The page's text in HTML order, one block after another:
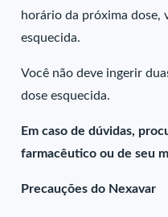
horário da próxima dose,
esquecida.
Você não deve ingerir
dose esquecida.
Em caso de dúvidas,
farmacêutico ou de seu
Precauções do Nexavar